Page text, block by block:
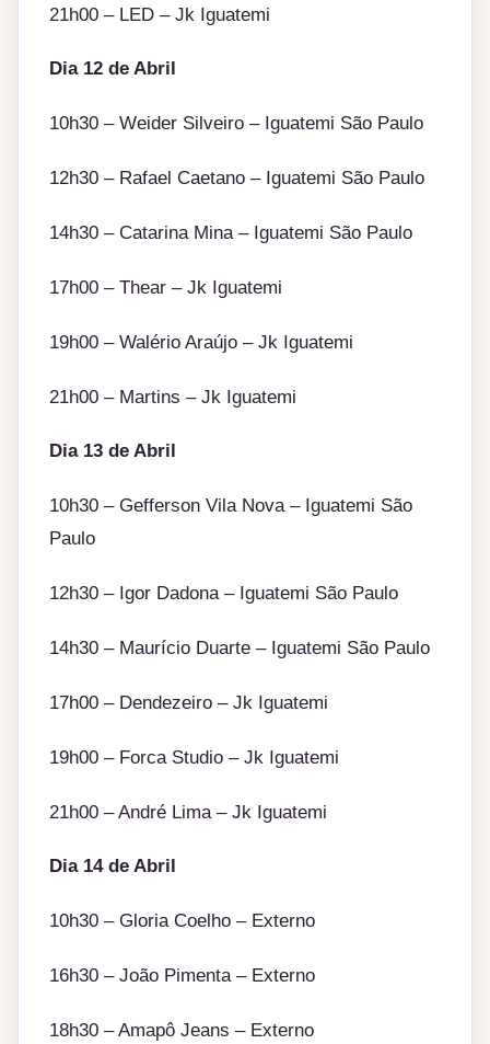
21h00 – LED – Jk Iguatemi
Dia 12 de Abril
10h30 – Weider Silveiro – Iguatemi São Paulo
12h30 – Rafael Caetano – Iguatemi São Paulo
14h30 – Catarina Mina – Iguatemi São Paulo
17h00 – Thear – Jk Iguatemi
19h00 – Walério Araújo – Jk Iguatemi
21h00 – Martins – Jk Iguatemi
Dia 13 de Abril
10h30 – Gefferson Vila Nova – Iguatemi São
Paulo
12h30 – Igor Dadona – Iguatemi São Paulo
14h30 – Maurício Duarte – Iguatemi São Paulo
17h00 – Dendezeiro – Jk Iguatemi
19h00 – Forca Studio – Jk Iguatemi
21h00 – André Lima – Jk Iguatemi
Dia 14 de Abril
10h30 – Gloria Coelho – Externo
16h30 – João Pimenta – Externo
18h30 – Amapô Jeans – Externo